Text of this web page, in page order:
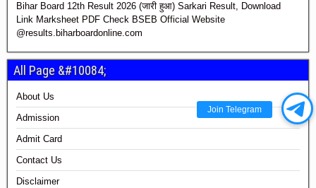
Join Telegram
Bihar Board 12th Result 2026 (जारी हुआ) Sarkari Result, Download
Link Marksheet PDF Check BSEB Official Website
@results.biharboardonline.com
All Page &#10084;
About Us
Admission
Admit Card
Contact Us
Disclaimer